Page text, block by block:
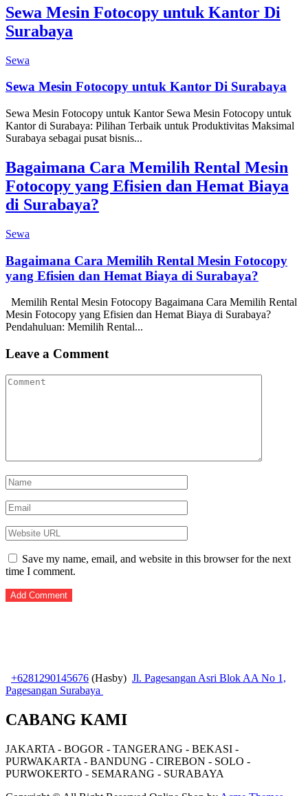
Sewa Mesin Fotocopy untuk Kantor Di
Surabaya
Sewa
Sewa Mesin Fotocopy untuk Kantor Di Surabaya
Sewa Mesin Fotocopy untuk Kantor Sewa Mesin Fotocopy untuk
Kantor di Surabaya: Pilihan Terbaik untuk Produktivitas Maksimal
Surabaya sebagai pusat bisnis...
Bagaimana Cara Memilih Rental Mesin
Fotocopy yang Efisien dan Hemat Biaya
di Surabaya?
Sewa
Bagaimana Cara Memilih Rental Mesin Fotocopy
yang Efisien dan Hemat Biaya di Surabaya?
Memilih Rental Mesin Fotocopy Bagaimana Cara Memilih Rental
Mesin Fotocopy yang Efisien dan Hemat Biaya di Surabaya?
Pendahuluan: Memilih Rental...
Leave a Comment
Save my name, email, and website in this browser for the next
time I comment.
+6281290145676 (Hasby) Jl. Pagesangan Asri Blok AA No 1,
Pagesangan Surabaya
CABANG KAMI
JAKARTA - BOGOR - TANGERANG - BEKASI -
PURWAKARTA - BANDUNG - CIREBON - SOLO -
PURWOKERTO - SEMARANG - SURABAYA